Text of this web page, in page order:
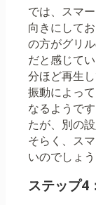
では、スマ
向きにして
の方がグリ
だと感じて
分ほど再生
振動によっ
なるようで
たが、別の
そらく、ス
いのでしょう
ステップ4